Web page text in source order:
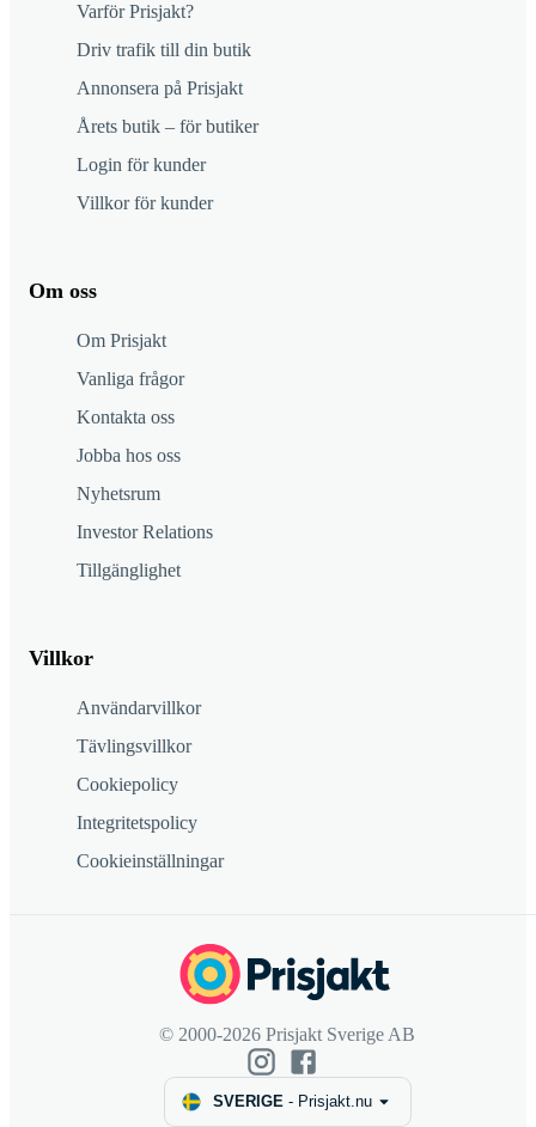
Varför Prisjakt?
Driv trafik till din butik
Annonsera på Prisjakt
Årets butik – för butiker
Login för kunder
Villkor för kunder
Om oss
Om Prisjakt
Vanliga frågor
Kontakta oss
Jobba hos oss
Nyhetsrum
Investor Relations
Tillgänglighet
Villkor
Användarvillkor
Tävlingsvillkor
Cookiepolicy
Integritetspolicy
Cookieinställningar
© 2000-2026 Prisjakt Sverige AB
SVERIGE- Prisjakt.nu